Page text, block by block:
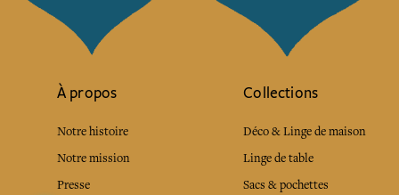
À propos
Notre histoire
Notre mission
Presse
Collections
Déco & Linge de maison
Linge de table
Sacs & pochettes